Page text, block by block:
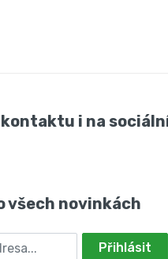
kontaktu i na
všech novinkách
Přihlásit